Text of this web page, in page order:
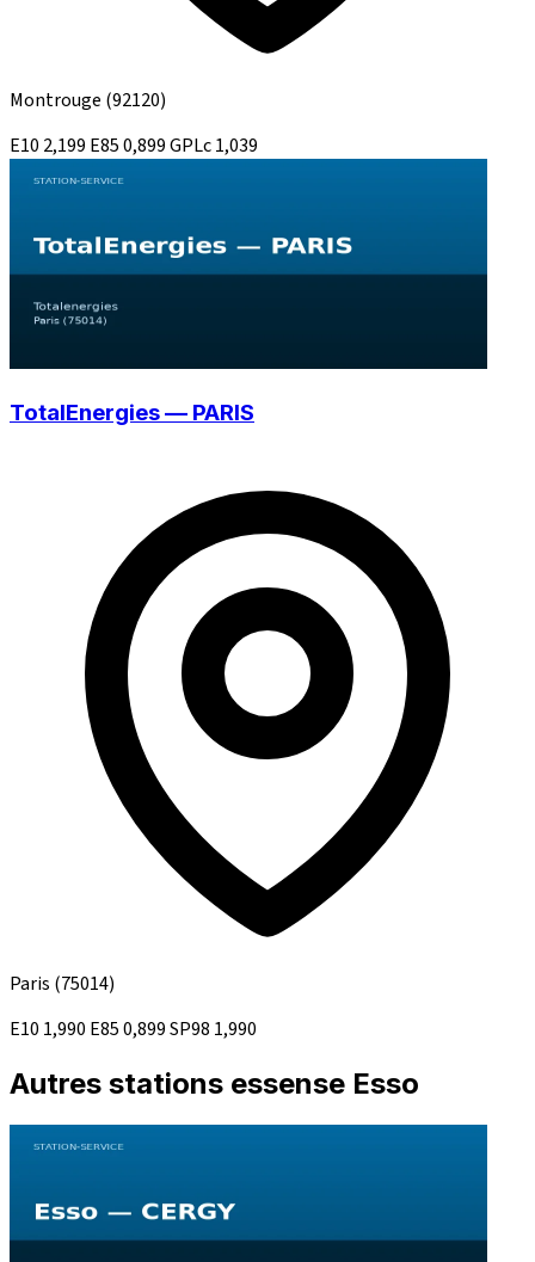
Montrouge (92120)
E10 2,199 E850,899GPLc1,039
TotalEnergies — PARIS
Paris (75014)
E10 1,990 E850,899SP98 1,990
Autres stations essense Esso